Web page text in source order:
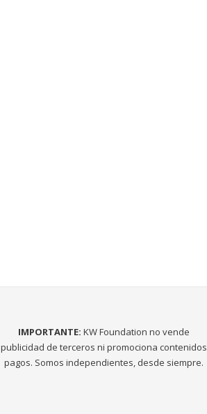
IMPORTANTE: KW Foundation no vende
publicidad de terceros ni promociona contenidos
pagos. Somos independientes, desde siempre.